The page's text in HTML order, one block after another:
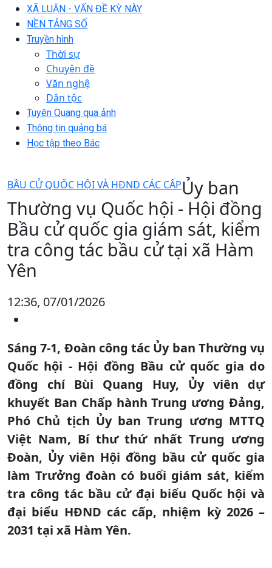
XÃ LUẬN - VẤN ĐỀ KỲ NÀY
NỀN TẢNG SỐ
Truyền hình
Thời sự
Chuyên đề
Văn nghệ
Dân tộc
Tuyên Quang qua ảnh
Thông tin quảng bá
Học tập theo Bác
BẦU CỬ QUỐC HỘI VÀ HĐND CÁC CẤPỦy ban
Thường vụ Quốc hội - Hội đồng
Bầu cử quốc gia giám sát, kiểm
tra công tác bầu cử tại xã Hàm
Yên
12:36, 07/01/2026
Sáng 7-1, Đoàn công tác Ủy ban Thường vụ
Quốc hội - Hội đồng Bầu cử quốc gia do
đồng chí Bùi Quang Huy, Ủy viên dự
khuyết Ban Chấp hành Trung ương Đảng,
Phó Chủ tịch Ủy ban Trung ương MTTQ
Việt Nam, Bí thư thứ nhất Trung ương
Đoàn, Ủy viên Hội đồng bầu cử quốc gia
làm Trưởng đoàn có buổi giám sát, kiểm
tra công tác bầu cử đại biểu Quốc hội và
đại biểu HĐND các cấp, nhiệm kỳ 2026 –
2031 tại xã Hàm Yên.